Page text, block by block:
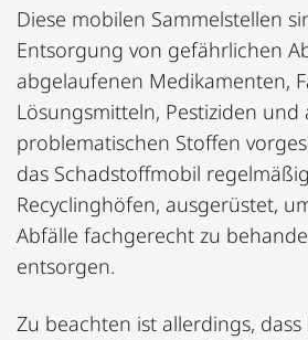
Diese mobilen Sammelstellen
Entsorgung von gefährlichen
abgelaufenen Medikamenten,
Lösungsmitteln, Pestiziden und
problematischen Stoffen
das Schadstoffmobil
Recyclinghöfen, ausgerüstet,
Abfälle fachgerecht zu
entsorgen.
Zu beachten ist allerdings,